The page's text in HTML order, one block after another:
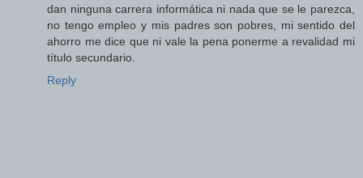
dan ninguna carrera informática ni nada que se le parezca,
no tengo empleo y mis padres son pobres, mi sentido del
ahorro me dice que ni vale la pena ponerme a revalidad mi
título secundario.
Reply